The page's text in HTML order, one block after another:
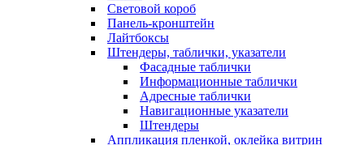
Световой короб
Панель-кронштейн
Лайтбоксы
Штендеры, таблички, указатели
Фасадные таблички
Информационные таблички
Адресные таблички
Навигационные указатели
Штендеры
Аппликация пленкой, оклейка витрин